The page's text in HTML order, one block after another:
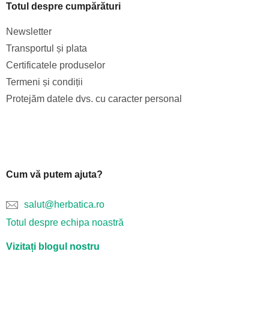
Totul despre cumpărături
Newsletter
Transportul și plata
Certificatele produselor
Termeni și condiții
Protejăm datele dvs. cu caracter personal
Cum vă putem ajuta?
salut@herbatica.ro
Totul despre echipa noastră
Vizitați blogul nostru